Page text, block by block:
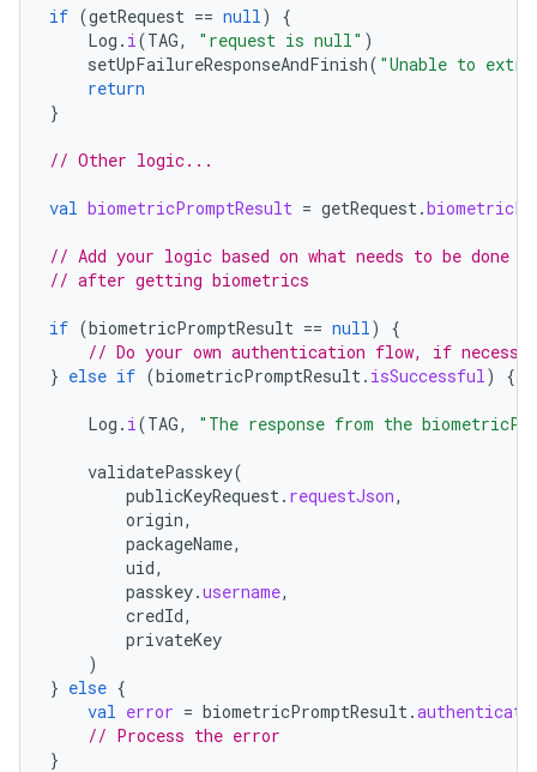
if (getRequest == null)
{
Log . i(TAG, "request is null" )
setUpFailureResponseAndFinish( "Unable to
return
}
// Other logic...
val biometricPromptResult = getRequest.
// Add your logic based on what needs to be done
// after getting biometrics
if (biometricPromptResult == null)
{
// Do your own authentication flow, if
} else if (biometricPromptResult. isSuccessful) {
Log . i(TAG, "The response from the
validatePasskey(
publicKeyRequest. requestJson,
origin,
packageName,
uid,
passkey.username,
credId,
privateKey
)
} else {
val error = biometricPromptResult.
// Process the error
}